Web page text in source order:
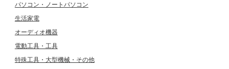
パソコン・ノートパソコン
生活家電
オーディオ機器
電動工具・工具
特殊工具・大型機械・その他